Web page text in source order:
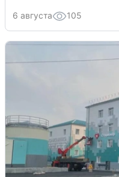
6 августа 105